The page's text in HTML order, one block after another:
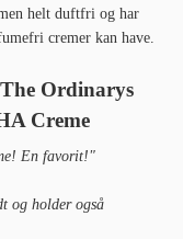
helt duftfri og har
cremer kan have.
Ordinarys
Creme
En favorit!"
og holder også